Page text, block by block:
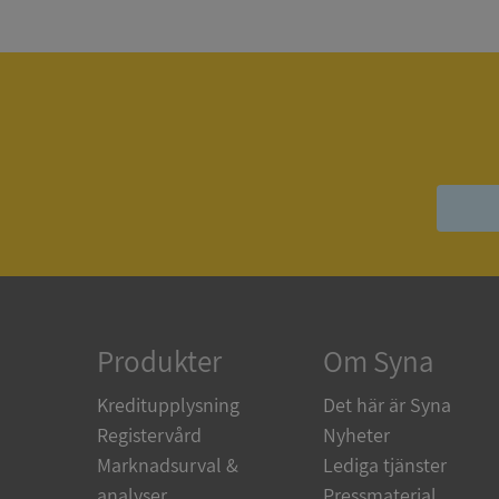
Produkter
Kreditupplysning
Registervård
Marknadsurval &
Om Syna
Det här är Syna
Nyheter
Lediga tjänster
ASP.NET_SessionId
ARRAffinity